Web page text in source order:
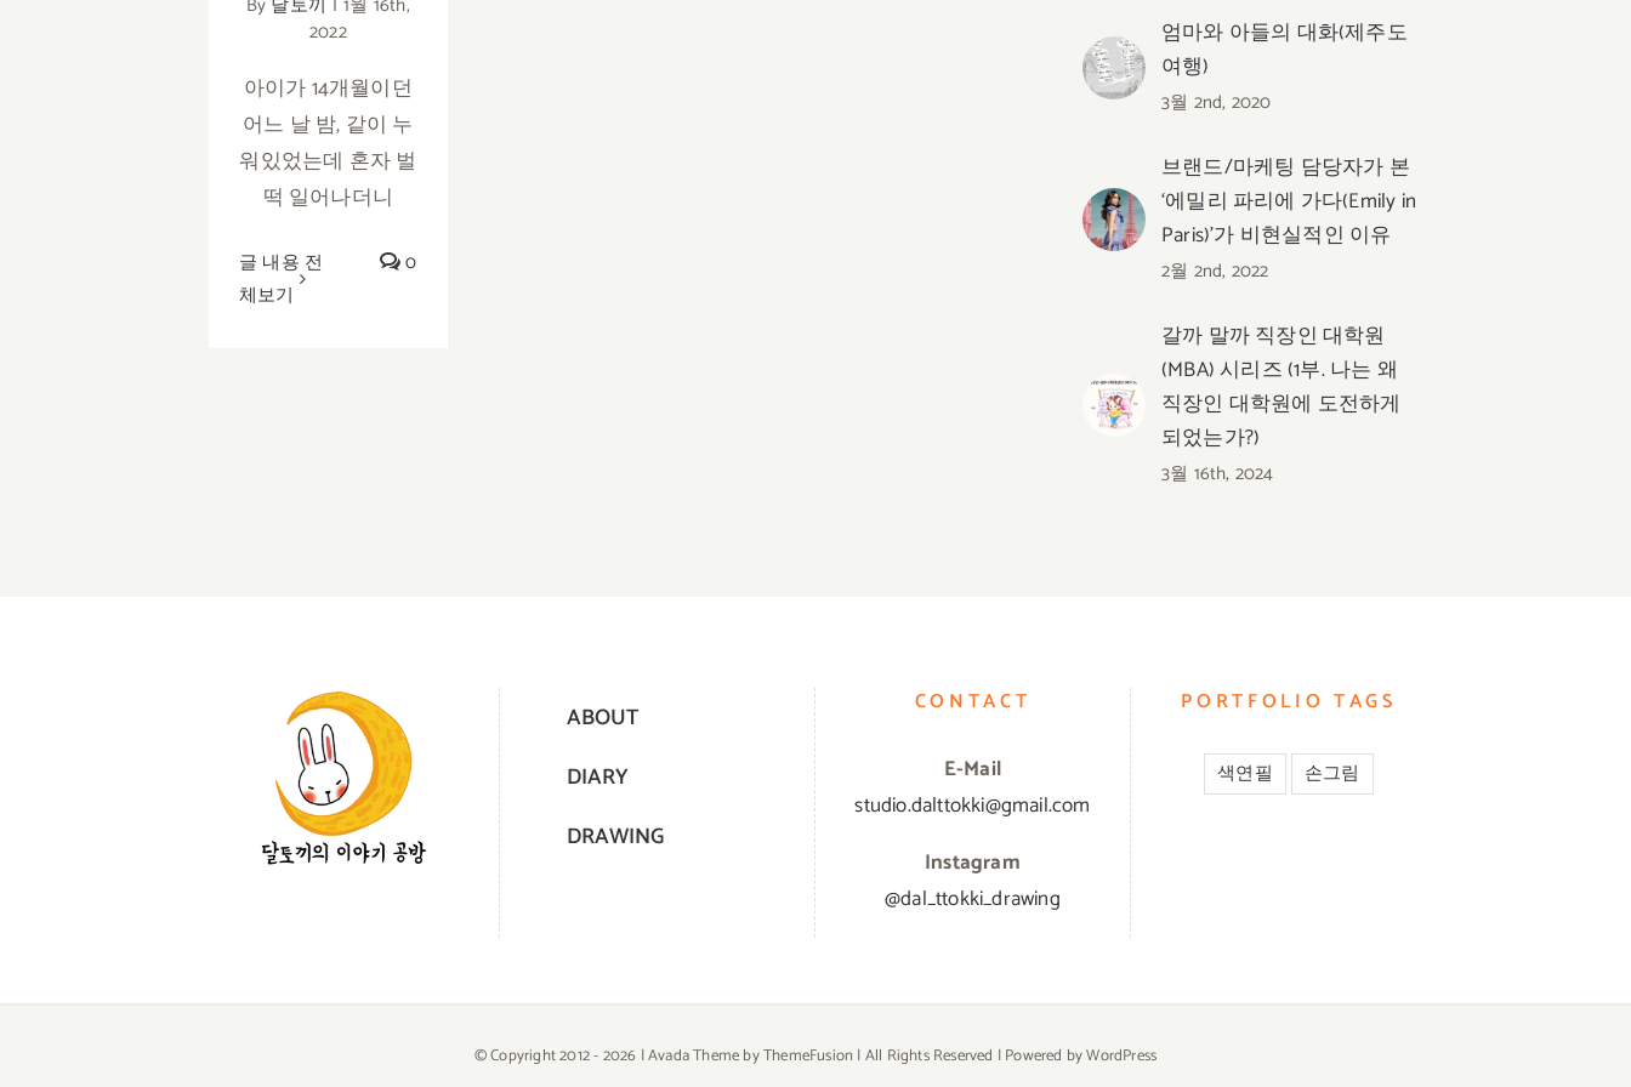
2022
아이가 14개월이던
어느 날 밤, 같이 누
워있었는데 혼자 벌
떡 일어나더니
글 내용 전
체보기
0
엄마와 아들의 대화(제주도
여행)
3월 2nd, 2020
브랜드/마케팅 담당자가 본
‘에밀리 파리에 가다(Emily in
Paris)’가 비현실적인 이유
2월 2nd, 2022
갈까 말까 직장인 대학원
(MBA) 시리즈 (1부. 나는 왜
직장인 대학원에 도전하게
되었는가?)
3월 16th, 2024
ABOUT
DIARY
DRAWING
CONTACT
E-Mail
studio.dalttokki@gmail.com
Instagram
@dal_ttokki_drawing
PORTFOLIO TAGS
색연필 손그림
© Copyright 2012 -2026 | Avada Theme byThemeFusion | All Rights Reserved | Powered byWordPress